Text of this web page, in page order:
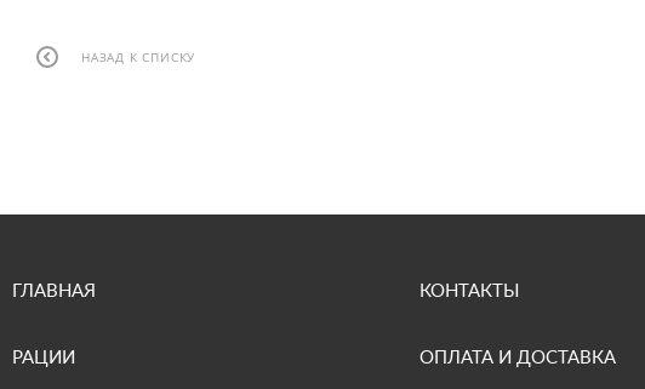
НАЗАД К СПИСКУ
ГЛАВНАЯ
РАЦИИ
КОНТАКТЫ
ОПЛАТА И ДОСТАВКА